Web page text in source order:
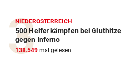
NIEDERÖSTERREICH
500 Helfer kämpfen bei Gluthitze
gegen Inferno
138.549 mal gelesen